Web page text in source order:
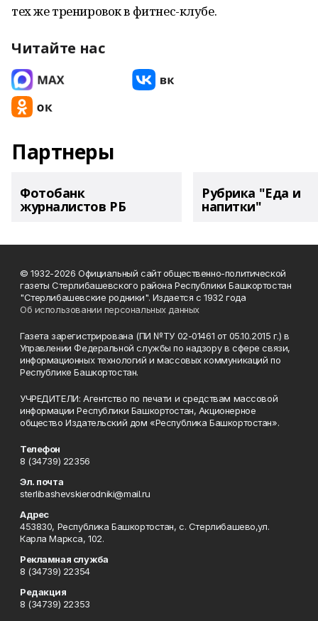
тех же тренировок в фитнес-клубе.
Читайте нас
Партнеры
Фотобанк
журналистов РБ
Рубрика "Еда и
напитки"
© 1932-2026 Официальный сайт общественно-политической
газеты Стерлибашевского района Республики Башкортостан
"Стерлибашевские родники". Издается с 1932 года
Об использовании персональных данных
Газета зарегистрирована (ПИ №ТУ 02-01461 от 05.10.2015 г.) в
Управлении Федеральной службы по надзору в сфере связи,
информационных технологий и массовых коммуникаций по
Республике Башкортостан.
УЧРЕДИТЕЛИ: Агентство по печати и средствам массовой
информации Республики Башкортостан, Акционерное
общество Издательский дом «Республика Башкортостан».
Телефон
8 (34739) 22356
Эл. почта
sterlibashevskierodniki@mail.ru
Адрес
453830, Республика Башкортостан, c. Стерлибашево,ул.
Карла Маркса, 102.
Рекламная служба
8 (34739) 22354
Редакция
8 (34739) 22353